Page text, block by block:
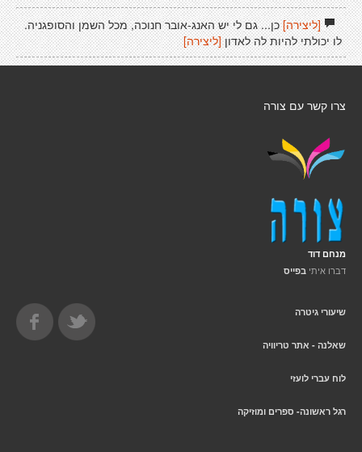
[ליצירה]כן... גם לי יש האנג-אובר חנוכה, מכל השמן והסופגניה.
לו יכולתי להיות לה לאדון [ליצירה]
צרו קשר עם צורה
מנחם דוד
דברו איתי בפייס
שיעורי גיטרה
שאלנה - אתר טריוויה
לוח עברי לועזי
רגל ראשונה- ספרים ומוזיקה